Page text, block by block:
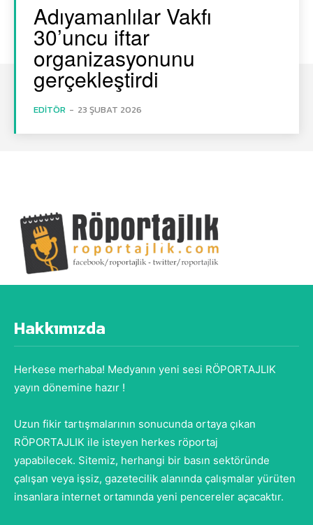
Adıyamanlılar Vakfı
30’uncu iftar
organizasyonunu
gerçekleştirdi
EDITÖR - 23 ŞUBAT 2026
Hakkımızda
Herkese merhaba! Medyanın yeni sesi RÖPORTAJLIK
yayın dönemine hazır !
Uzun fikir tartışmalarının sonucunda ortaya çıkan
RÖPORTAJLIK ile isteyen herkes röportaj
yapabilecek. Sitemiz, herhangi bir basın sektöründe
çalışan veya işsiz, gazetecilik alanında çalışmalar yürüten
insanlara internet ortamında yeni pencereler açacaktır.